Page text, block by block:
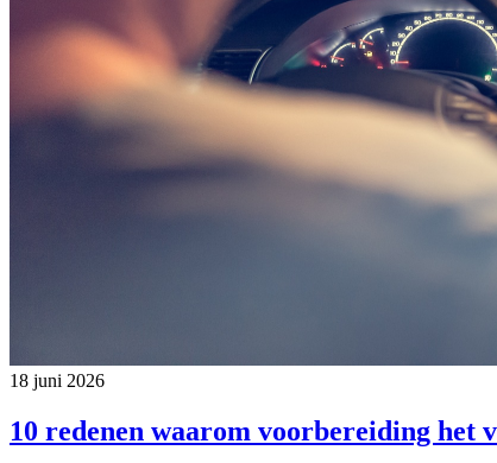
18 juni 2026
10 redenen waarom voorbereiding het